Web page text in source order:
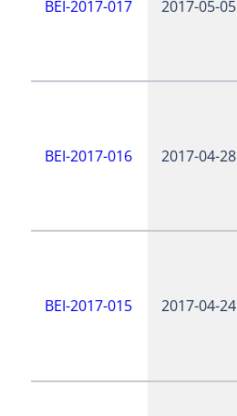
BEI-2017-017 2017-05-05
BEI-2017-016 2017-04-28
BEI-2017-015 2017-04-24